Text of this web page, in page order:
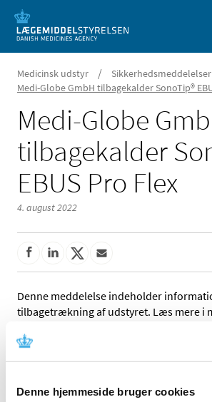
Denne hjemmeside bruger cookies
Medicinsk udstyr / Sikkerhedsmeddelelser
Medi-Globe GmbH tilbagekalder SonoTip®
Medi-Globe
tilbagekalder
EBUS Pro Flex
4. august 2022
Denne meddelelse indeholder
tilbagetrækning af udstyret. Læs mere i
Referencer
Produkt: SonoTip® EBUS Pro Flex